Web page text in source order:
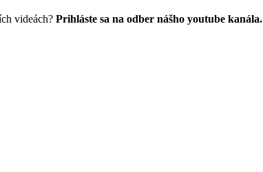
videách? Prihláste sa na odber nášho youtube kanála.